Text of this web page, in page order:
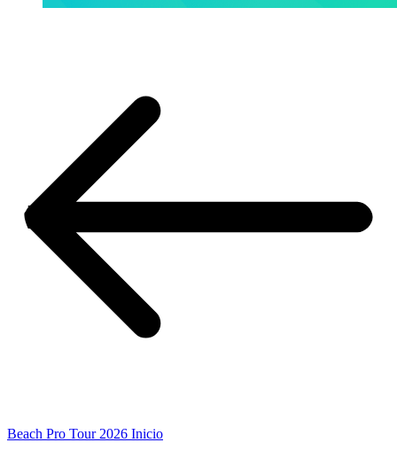
Beach Pro Tour 2026 Inicio